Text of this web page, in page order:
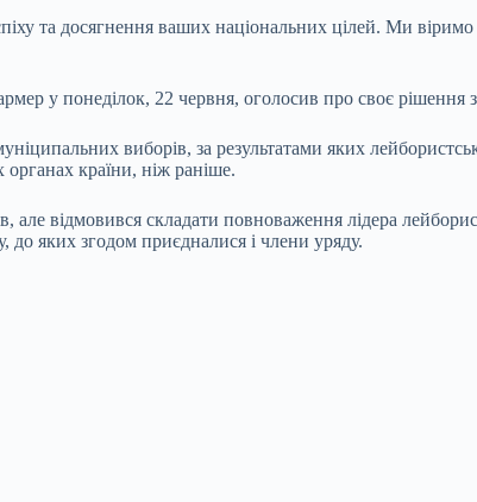
та досягнення ваших національних цілей. Ми
у понеділок, 22 червня, оголосив про своє рішення
виборів, за результатами яких
країни, ніж раніше.
але відмовився складати повноваження лідера
до яких згодом приєдналися і члени уряду.